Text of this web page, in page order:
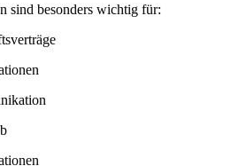
sind besonders wichtig für: